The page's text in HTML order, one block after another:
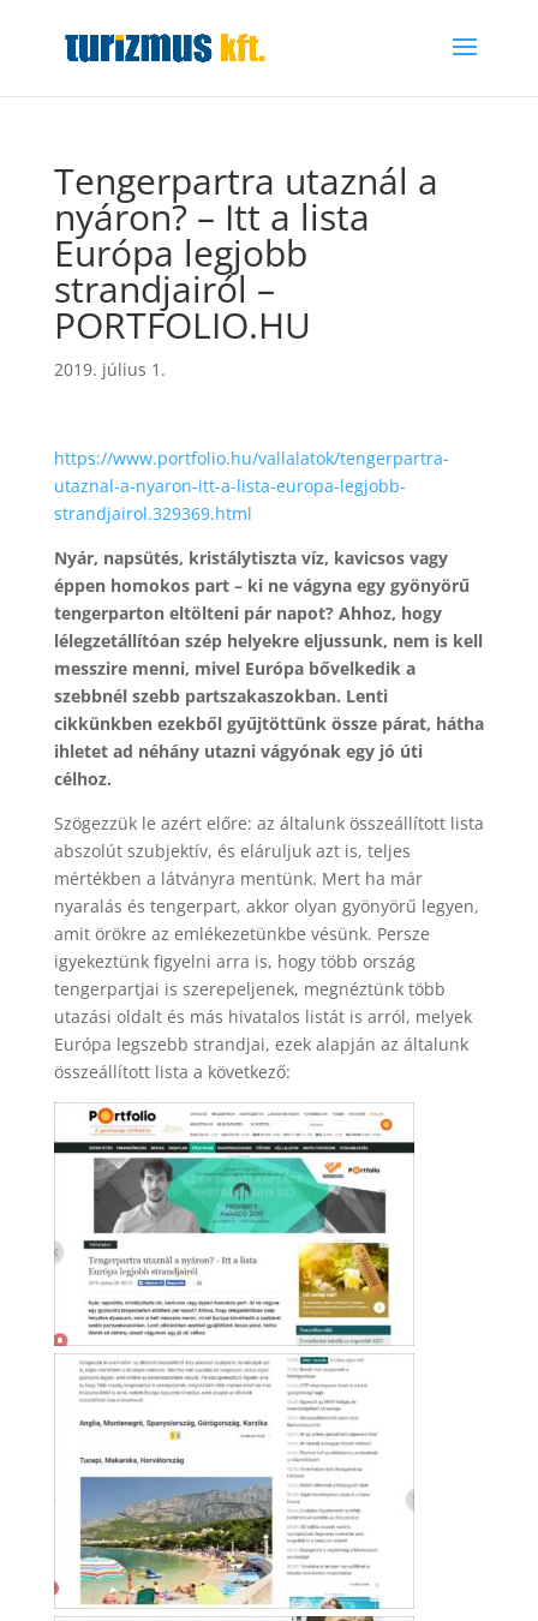
Tengerpartra utaznál a
nyáron? – Itt a lista
Európa legjobb
strandjairól –
PORTFOLIO.HU
2019. július 1.
https://www.portfolio.hu/vallalatok/tengerpartra-
utaznal-a-nyaron-itt-a-lista-europa-legjobb-
strandjairol.329369.html
Nyár, napsütés, kristálytiszta víz, kavicsos vagy
éppen homokos part – ki ne vágyna egy gyönyörű
tengerparton eltölteni pár napot? Ahhoz, hogy
lélegzetállítóan szép helyekre eljussunk, nem is kell
messzire menni, mivel Európa bővelkedik a
szebbnél szebb partszakaszokban. Lenti
cikkünkben ezekből gyűjtöttünk össze párat, hátha
ihletet ad néhány utazni vágyónak egy jó úti
célhoz.
Szögezzük le azért előre: az általunk összeállított lista
abszolút szubjektív, és eláruljuk azt is, teljes
mértékben a látványra mentünk. Mert ha már
nyaralás és tengerpart, akkor olyan gyönyörű legyen,
amit örökre az emlékezetünkbe vésünk. Persze
igyekeztünk figyelni arra is, hogy több ország
tengerpartjai is szerepeljenek, megnéztünk több
utazási oldalt és más hivatalos listát is arról, melyek
Európa legszebb strandjai, ezek alapján az általunk
összeállított lista a következő: